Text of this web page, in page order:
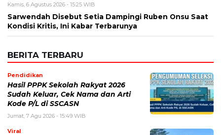
Kamis, 6 Agustus 2026 - 15:25 WIB
Sarwendah Disebut Setia Dampingi Ruben Onsu Saat
Kondisi Kritis, Ini Kabar Terbarunya
BERITA TERBARU
Pendidikan
Hasil PPPK Sekolah Rakyat 2026
Sudah Keluar, Cek Nama dan Arti
Kode P/L di SSCASN
Jumat, 7 Agu 2026 - 15:49 WIB
Viral